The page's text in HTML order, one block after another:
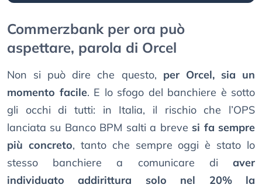
Commerzbank per ora può
aspettare, parola di Orcel
Non si può dire che questo, per Orcel, sia un
momento facile. E lo sfogo del banchiere è sotto
gli occhi di tutti: in Italia, il rischio che l’OPS
lanciata su Banco BPM salti a breve si fa sempre
più concreto, tanto che sempre oggi è stato lo
stesso banchiere a comunicare di aver
individuato addirittura solo nel 20% la